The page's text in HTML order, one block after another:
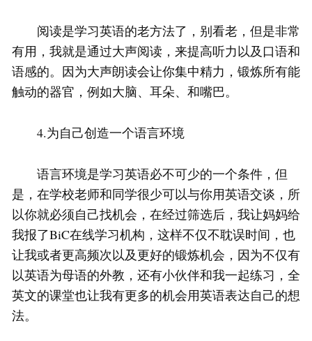
阅读是学习英语的老方法了，别看老，但是非常
有用，我就是通过大声阅读，来提高听力以及口语和
语感的。因为大声朗读会让你集中精力，锻炼所有能
触动的器官，例如大脑、耳朵、和嘴巴。
4.为自己创造一个语言环境
语言环境是学习英语必不可少的一个条件，但
是，在学校老师和同学很少可以与你用英语交谈，所
以你就必须自己找机会，在经过筛选后，我让妈妈给
我报了BiC在线学习机构，这样不仅不耽误时间，也
让我或者更高频次以及更好的锻炼机会，因为不仅有
以英语为母语的外教，还有小伙伴和我一起练习，全
英文的课堂也让我有更多的机会用英语表达自己的想
法。